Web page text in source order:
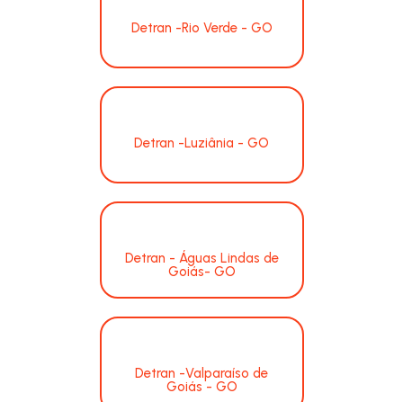
Detran -Rio Verde - GO
Detran -Luziânia - GO
Detran - Águas Lindas de
Goiás- GO
Detran -Valparaíso de
Goiás - GO